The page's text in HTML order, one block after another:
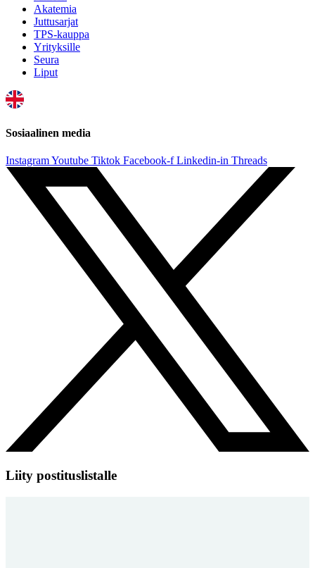
Akatemia
Juttusarjat
TPS-kauppa
Yrityksille
Seura
Liput
Sosiaalinen media
InstagramYoutube Tiktok Facebook-f Linkedin-in Threads
Liity postituslistalle